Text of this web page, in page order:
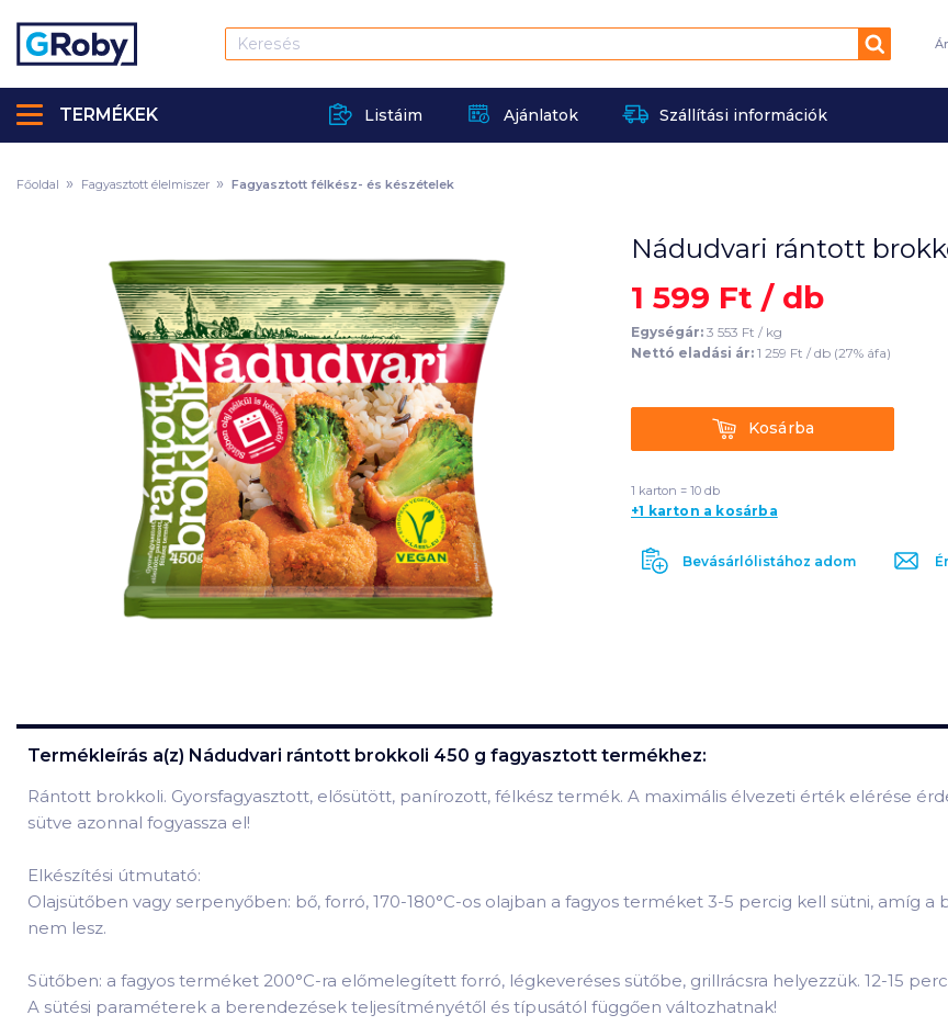
Keresés
Listáim Ajánlatok Szállítási információk
TERMÉKEK
Főoldal Fagyasztott élelmiszer Fagyasztott félkész- és készételek
Nádudvari rántott
1 599 Ft / db
Egységár: 3 553 Ft / kg
Nettó eladási ár: 1 259 Ft / db (27% áfa)
KosárbaKosárba
1 karton = 10 db
+1 karton a kosárba
Bevásárlólistához adom
Termékleírás a(z) Nádudvari rántott brokkoli 450 g fagyasztott termékhez:
Rántott brokkoli. Gyorsfagyasztott, elősütött, panírozott, félkész termék. A maximális élvezeti érték elérése
sütve azonnal fogyassza el!
Elkészítési útmutató:
Olajsütőben vagy serpenyőben: bő, forró, 170-180°C-os olajban a fagyos terméket 3-5 percig kell sütni, amíg
nem lesz.
Sütőben: a fagyos terméket 200°C-ra előmelegített forró, légkeveréses sütőbe, grillrácsra helyezzük. 12-15
A sütési paraméterek a berendezések teljesítményétől és típusától függően változhatnak!